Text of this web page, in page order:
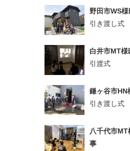
野田市WS様
引き渡し
白井市MT様
引渡式
鎌ヶ谷市HN
引き渡し式
八千代市
事